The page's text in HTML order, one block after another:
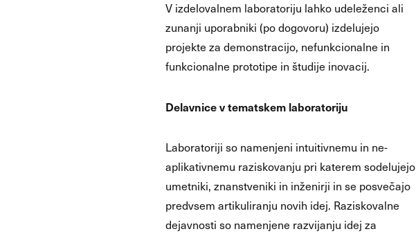
V izdelovalnem laboratoriju lahko udeleženci ali
zunanji uporabniki (po dogovoru) izdelujejo
projekte za demonstracijo, nefunkcionalne in
funkcionalne prototipe in študije inovacij.
Delavnice v tematskem laboratoriju
Laboratoriji so namenjeni intuitivnemu in ne-
aplikativnemu raziskovanju pri katerem sodelujejo
umetniki, znanstveniki in inženirji in se posvečajo
predvsem artikuliranju novih idej. Raziskovalne
dejavnosti so namenjene razvijanju idej za